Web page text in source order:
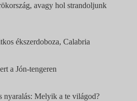
avagy hol strandoljunk
ékszerdoboza, Calabria
a Jón-tengeren
nyaralás: Melyik a te világod?